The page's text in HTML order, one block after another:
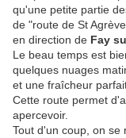
qu'une petite partie
de "route de St
en direction de Fay
Le beau temps est
quelques nuages
et une fraîcheur
Cette route permet
apercevoir.
Tout d'un coup, on se